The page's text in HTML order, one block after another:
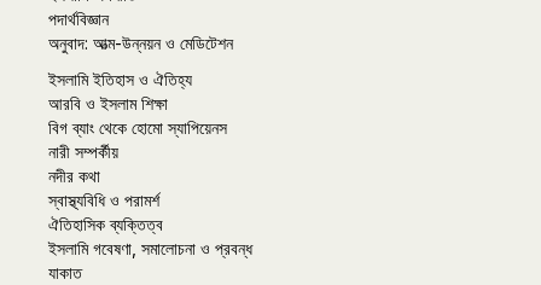
পদার্থবিজ্ঞান
অনুবাদ: আত্ম-উন্নয়ন ও মেডিটেশন
ইসলামি ইতিহাস ও ঐতিহ্য
আরবি ও ইসলাম শিক্ষা
বিগ ব্যাং থেকে হোমো স্যাপিয়েনস
নারী সম্পর্কীয়
নদীর কথা
স্বাস্থ্যবিধি ও পরামর্শ
ঐতিহাসিক ব্যক্তিত্ব
ইসলামি গবেষণা, সমালোচনা ও প্রবন্ধ
যাকাত